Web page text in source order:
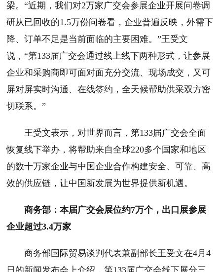
梁。“近期，我们对2万家广交会参展企业开展问卷调
研从已回收的1.5万份问卷看，企业普遍反映，外需下
降、订单不足是当前面临的主要困难。”王受文
说，“第133届广交会通过线上线下两种形式，让参展
企业和采购商即可面对面充分交流、现场成交，又可
屏对屏实时沟通、在线签约，全天候帮助供采双方密
切联系。”
王受文表示，对世界而言，第133届广交会全面
恢复线下举办，将帮助来自全球220多个国家和地区
的数十万家企业与中国企业合作构建安全、可靠、高
效的供应链，让中国新发展为世界提供新机遇。
商务部：本届广交会展位约7万个，出口展参展
企业超过3.4万家
商务部国际贸易谈判代表兼副部长王受文在4月4
日的新闻发布会上介绍，第133届广交会线下展分三